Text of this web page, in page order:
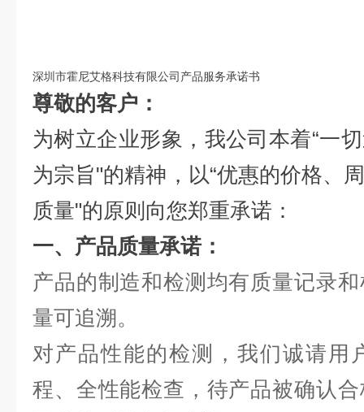
深圳市霍尼艾格科技有限公司产品服务承诺书
尊敬的客户：
为树立企业形象，我公司本着“一
为宗旨"的精神，以“优惠的价格、
质量"的原则向您郑重承诺：
一、产品质量承诺：
产品的制造和检测均有质量记录
量可追溯。
对产品性能的检测，我们诚请用
程、全性能检查，待产品被确认